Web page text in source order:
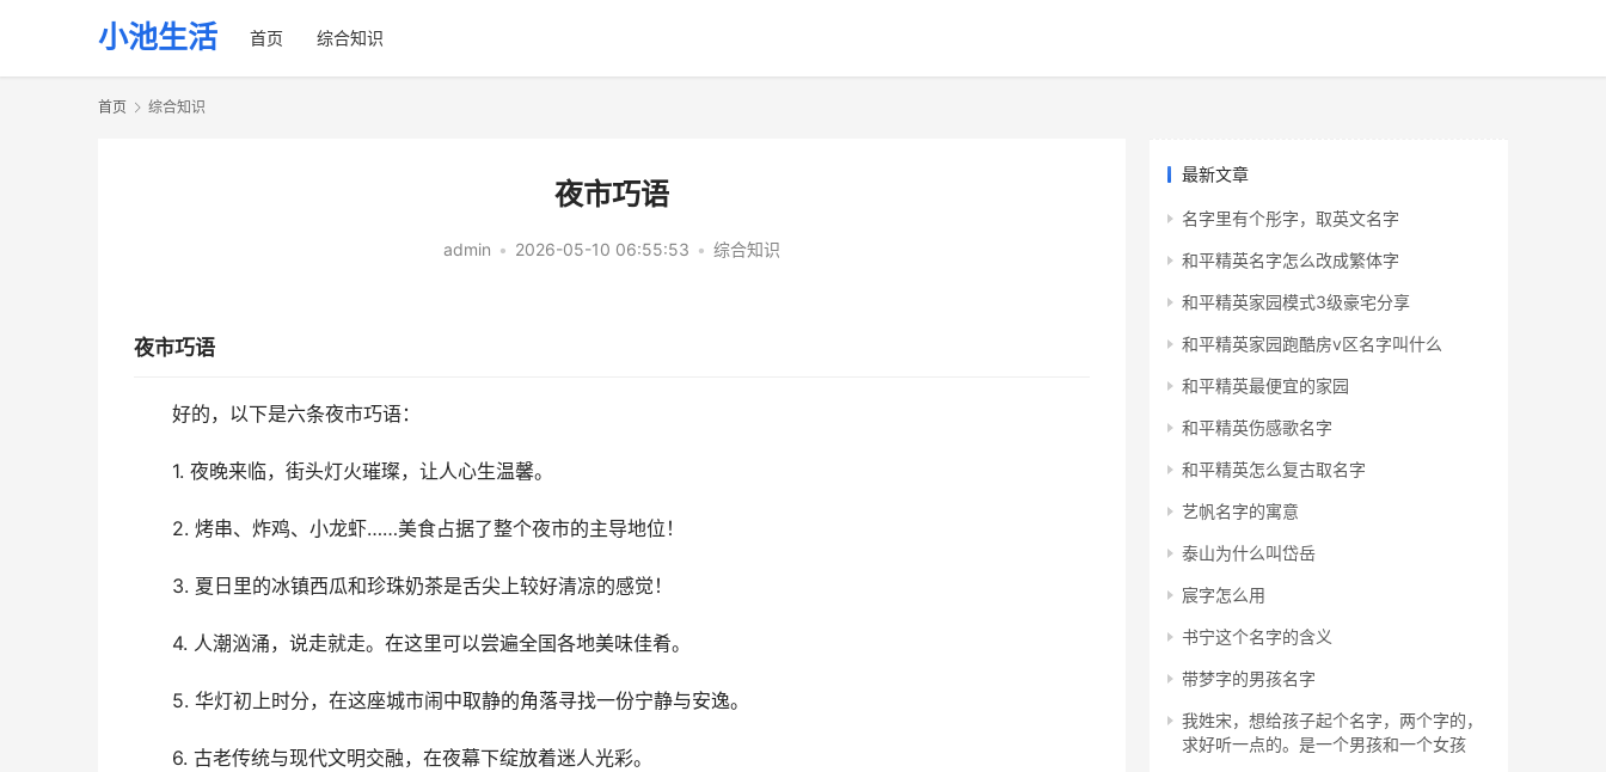
小池生活 首页 综合知识
首页 综合知识
夜市巧语
admin • 2026-05-10 06:55:53 • 综合知识
夜市巧语
好的，以下是六条夜市巧语：
1. 夜晚来临，街头灯火璀璨，让人心生温馨。
2. 烤串、炸鸡、小龙虾……美食占据了整个夜市的主导地位！
3. 夏日里的冰镇西瓜和珍珠奶茶是舌尖上较好清凉的感觉！
4. 人潮汹涌，说走就走。在这里可以尝遍全国各地美味佳肴。
5. 华灯初上时分，在这座城市闹中取静的角落寻找一份宁静与安逸。
6. 古老传统与现代文明交融，在夜幕下绽放着迷人光彩。
最新文章
名字里有个彤字，取英文名字
和平精英名字怎么改成繁体字
和平精英家园模式3级豪宅分享
和平精英家园跑酷房v区名字叫什么
和平精英最便宜的家园
和平精英伤感歌名字
和平精英怎么复古取名字
艺帆名字的寓意
泰山为什么叫岱岳
宸字怎么用
书宁这个名字的含义
带梦字的男孩名字
我姓宋，想给孩子起个名字，两个字的，
求好听一点的。是一个男孩和一个女孩